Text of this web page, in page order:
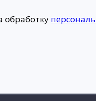
обработку